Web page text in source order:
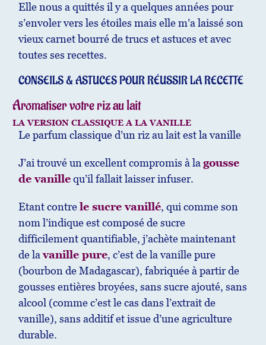
Elle nous a quittés il y a quelques années pour
s’envoler vers les étoiles mais elle m’a laissé son
vieux carnet bourré de trucs et astuces et avec
toutes ses recettes.
CONSEILS & ASTUCES POUR RÉUSSIR LA RECETTE
Aromatiser votre riz au lait
LA VERSION CLASSIQUE A LA VANILLE
Le parfum classique d’un riz au lait est la vanille
J’ai trouvé un excellent compromis à lagousse
de vanillequ’il fallait laisser infuser.
Etant contrele sucre vanillé, qui comme son
nom l’indique est composé de sucre
difficilement quantifiable, j’achète maintenant
de lavanille pure, c’est de la vanille pure
(bourbon de Madagascar), fabriquée à partir de
gousses entières broyées, sans sucre ajouté, sans
alcool (comme c’est le cas dans l’extrait de
vanille), sans additif et issue d’une agriculture
durable.